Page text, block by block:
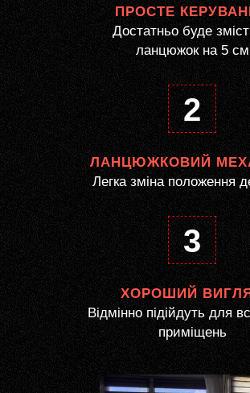
ПРОСТЕ
Достатньо буде
ланцюжок на 5 см
2
ЛАНЦЮЖКОВИЙ
Легка зміна положення
3
ХОРОШИЙ
Відмінно підійдуть для
приміщень